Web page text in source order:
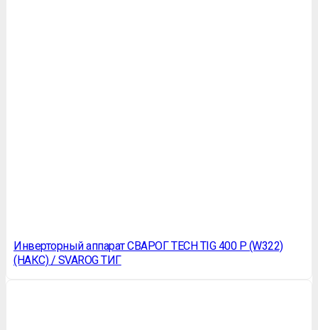
Инверторный аппарат СВАРОГ TECH TIG 400 P (W322)
(НАКС) / SVAROG ТИГ